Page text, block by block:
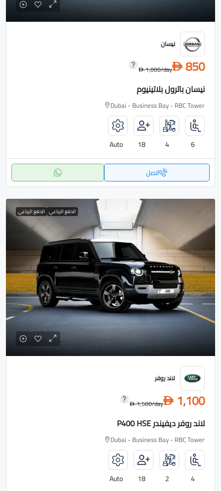
نيسان
D 850
D1,000/day
نيسان باترول بلاتينيوم
Dubai - Business Bay - RBC Tower
6
4
18
Auto
اتصل
الدفع الرباعي الدفع الرباعي
لاند روفر
D 1,100
D1,500/day
لاند روفر ديفيندر P400 HSE
Dubai - Business Bay - RBC Tower
4
2
18
Auto